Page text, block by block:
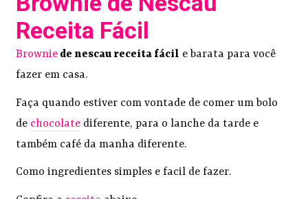
Receita Fácil
Brownie de nescau receita fácil e barata para você
fazer em casa.
Faça quando estiver com vontade de comer um bolo
de chocolate diferente, para o lanche da tarde e
também café da manha diferente.
Como ingredientes simples e facil de fazer.